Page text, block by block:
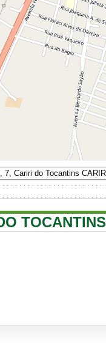
TOCANTINS